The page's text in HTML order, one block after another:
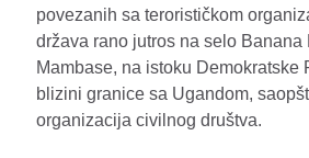
povezanih sa terorističkom
država rano jutros na selo Banana
Mambase, na istoku Demokratske
blizini granice sa Ugandom,
organizacija civilnog društva.